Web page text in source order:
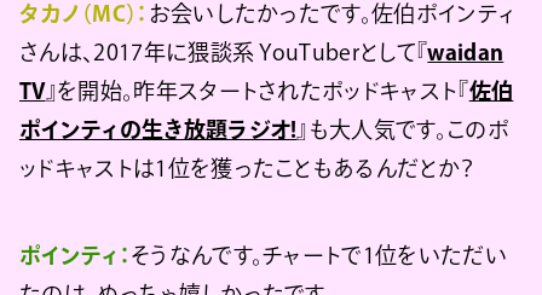
タカノ（MC）： お会いしたかったです。佐伯ポインティ
さんは、2017年に猥談系 YouTuberとして『waidan
TV』を開始。昨年スタートされたポッドキャスト『佐伯
ポインティの生き放題ラジオ! 』も大人気です。このポ
ッドキャストは1位を獲ったこともあるんだとか？
ポインティ： そうなんです。チャートで1位をいただい